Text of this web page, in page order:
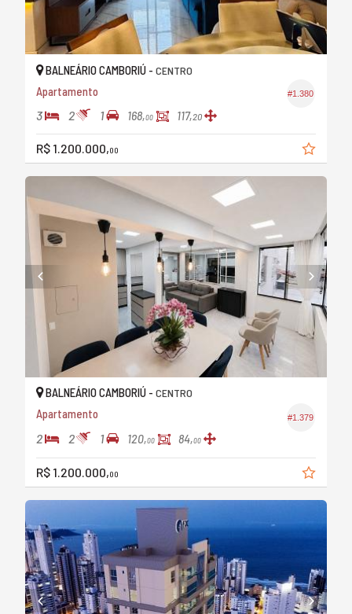
#1.380
BALNEÁRIO CAMBORIÚ - CENTRO
Apartamento
3 2 1 168,00 117,20
R$ 1.200.000,00
#1.379
BALNEÁRIO CAMBORIÚ - CENTRO
Apartamento
2 2 1 120,00 84,00
R$ 1.200.000,00